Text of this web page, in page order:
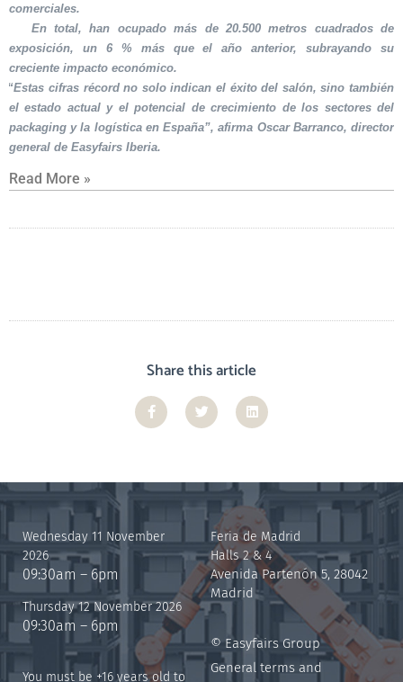
comerciales.
En total, han ocupado más de 20.500 metros cuadrados de
exposición, un 6 % más que el año anterior, subrayando su
creciente impacto económico.
“Estas cifras récord no solo indican el éxito del salón, sino también
el estado actual y el potencial de crecimiento de los sectores del
packaging y la logística en España”, afirma Oscar Barranco, director
general de Easyfairs Iberia.
Read More »
Share this article
Wednesday 11 November
2026
09:30am – 6pm
Thursday 12 November 2026
09:30am – 6pm
You must be +16 years old to
Feria de Madrid
Halls 2 & 4
Avenida Partenón 5, 28042
Madrid
© Easyfairs Group
General terms and